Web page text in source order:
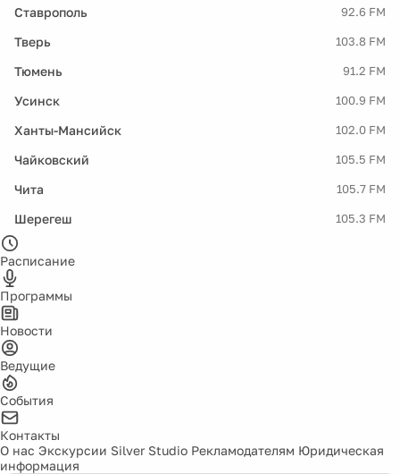
Ставрополь 92.6 FM
Тверь 103.8 FM
Тюмень 91.2 FM
Усинск 100.9 FM
Ханты-Мансийск 102.0 FM
Чайковский 105.5 FM
Чита 105.7 FM
Шерегеш 105.3 FM
Расписание
Программы
Новости
Ведущие
События
Контакты
О нас Экскурсии Silver Studio Рекламодателям Юридическая
информация